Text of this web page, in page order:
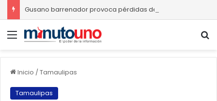
Menú
Inicio /Tamaulipas
Tamaulipas